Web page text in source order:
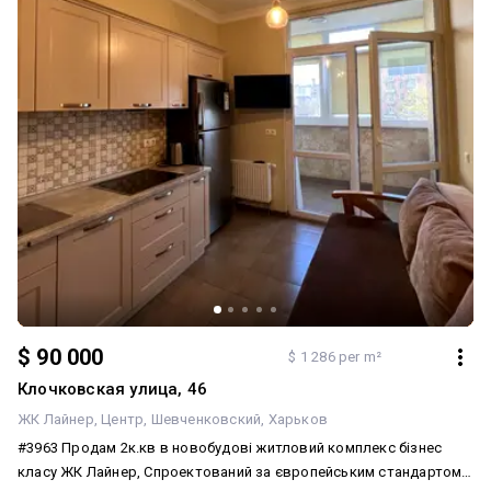
записуйтесь на перегляд!
$ 90 000 $ 1 286 per m²
Клочковская улица, 46
ЖК Лайнер Центр Шевченковский Харьков
#3963 Продам 2к.кв в новобудові житловий комплекс бізнес
класу ЖК Лайнер, Спроектований за європейським стандартом.